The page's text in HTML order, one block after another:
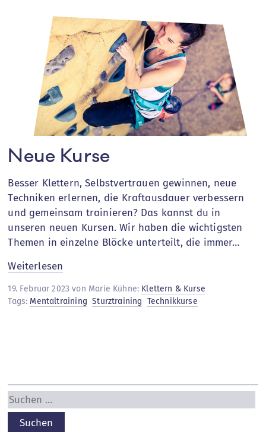
Neue Kurse
Besser Klettern, Selbstvertrauen gewinnen, neue
Techniken erlernen, die Kraftausdauer verbessern
und gemeinsam trainieren? Das kannst du in
unseren neuen Kursen. Wir haben die wichtigsten
Themen in einzelne Blöcke unterteilt, die immer…
Weiterlesen
Kurse
19. Februar 2023 von Marie Kühne: Klettern & Kurse
Tags: Mentaltraining Sturztraining Technikkurse
Suchen
nach: